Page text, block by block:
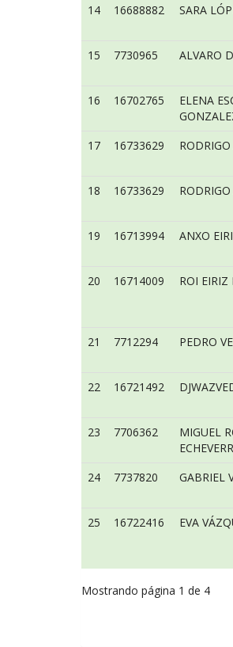
14 16688882 SARA
15 7730965 ALVARO
16 16702765
ELENA
17 16733629
18 16733629
19 16713994 ANXO
20 16714009 ROI EIRIZ
21 7712294 PEDRO
22 16721492
23 7706362
MIGUEL
24 7737820 GABRIEL
25 16722416 EVA
Mostrando página 1 de 4